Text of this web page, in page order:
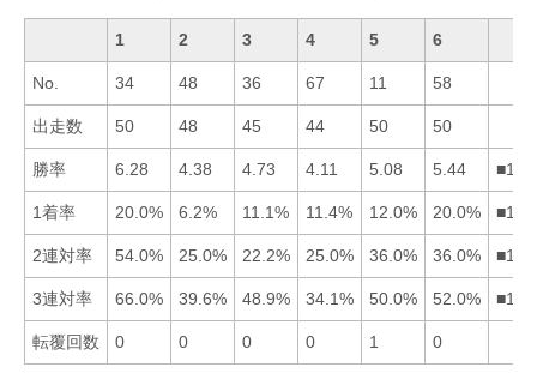
1 2 3 4 5 6
No. 34 48 36 67 11 58
出走数 50 48 45 44 50 50
勝率 6.28 4.38 4.73 4.11 5.08 5.44
1着率 20.0% 6.2% 11.1% 11.4% 12.0% 20.0%
2連対率 54.0% 25.0% 22.2% 25.0% 36.0% 36.0%
3連対率 66.0% 39.6% 48.9% 34.1% 50.0% 52.0%
転覆回数 0 0 0 0 1 0